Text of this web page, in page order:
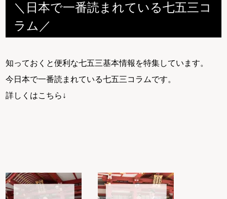
＼日本で一番読まれている七五三コ
ラム／
知っておくと便利な七五三基本情報を特集しています。
今日本で一番読まれている七五三コラムです。
詳しくはこちら↓